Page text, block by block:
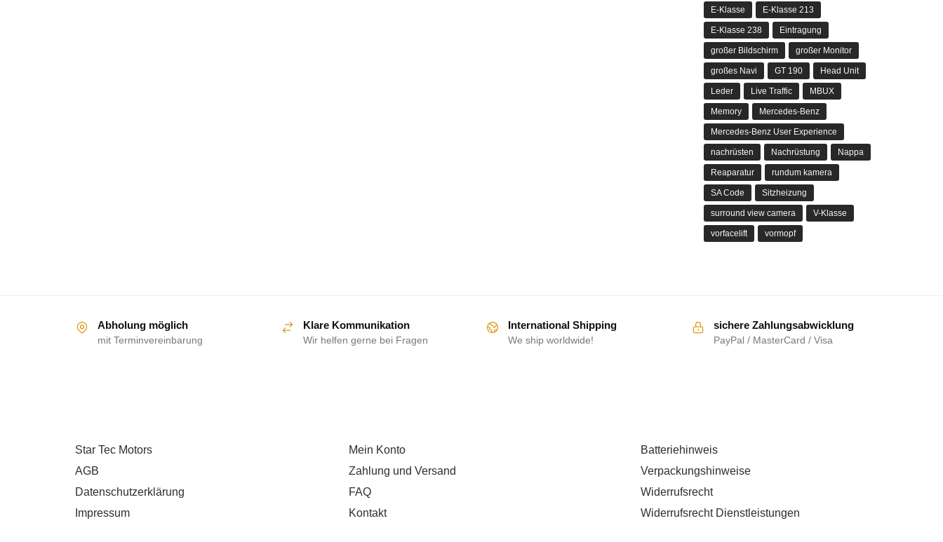
E-Klasse E-Klasse 213
E-Klasse 238 Eintragung
großer Bildschirm großer Monitor
großes Navi GT 190 Head Unit
Leder Live Traffic MBUX
Memory Mercedes-Benz
Mercedes-Benz User Experience
nachrüsten Nachrüstung Nappa
Reaparatur rundum kamera
SA Code Sitzheizung
surround view camera V-Klasse
vorfacelift vormopf
Abholung möglich
mit Terminvereinbarung
Klare Kommunikation
Wir helfen gerne bei Fragen
International Shipping
We ship worldwide!
sichere Zahlungsabwicklung
PayPal / MasterCard / Visa
Star Tec Motors
AGB
Datenschutzerklärung
Impressum
Mein Konto
Zahlung und Versand
FAQ
Kontakt
Batteriehinweis
Verpackungshinweise
Widerrufsrecht
Widerrufsrecht Dienstleistungen